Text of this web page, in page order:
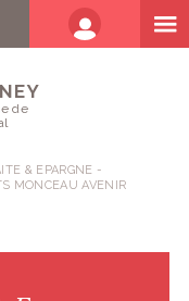
de
& EPARGNE -
MONCEAU AVENIR